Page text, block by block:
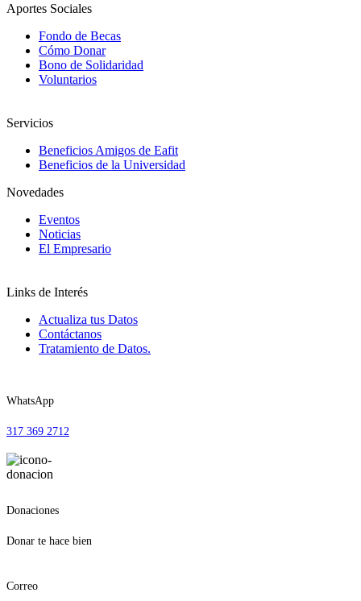
Aportes Sociales
Fondo de Becas
Cómo Donar
Bono de Solidaridad
Voluntarios
Servicios
Beneficios Amigos de Eafit
Beneficios de la Universidad
Novedades
Eventos
Noticias
El Empresario
Links de Interés
Actualiza tus Datos
Contáctanos
Tratamiento de Datos.
WhatsApp
317 369 2712
Donaciones
Donar te hace bien
Correo